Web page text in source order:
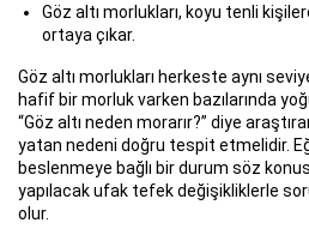
Göz altı morlukları, koyu tenli
ortaya çıkar.
Göz altı morlukları herkeste aynı
hafif bir morluk varken bazılarında
“Göz altı neden morarır?” diye
yatan nedeni doğru tespit etmelidir.
beslenmeye bağlı bir durum söz
yapılacak ufak tefek değişikliklerle
olur.